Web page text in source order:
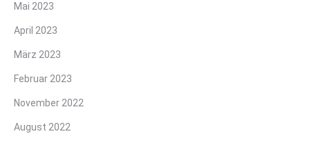
Mai 2023
April 2023
März 2023
Februar 2023
November 2022
August 2022